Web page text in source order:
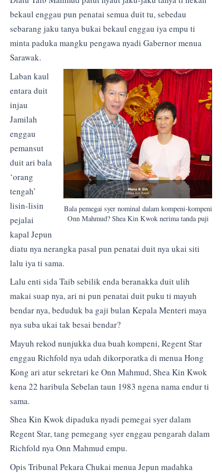
bekaul enggau pun penatai semua duit tu, sebedau
sebarang jaku tanya bukai bekaul enggau iya empu ti
minta paduka mangku pengawa nyadi Gabernor menua
Sarawak.
Bala pemegai syer nominal dalam kompeni-kompeni
Onn Mahmud? Shea Kin Kwok nerima tanda puji
Laban kaul
entara duit
injau
Jamilah
enggau
pemansut
duit ari bala
‘orang
tengah’
lisin-lisin
pejalai
kapal Jepun
diatu nya nerangka pasal pun penatai duit nya ukai siti
lalu iya ti sama.
Lalu enti sida Taib sebilik enda beranakka duit ulih
makai suap nya, ari ni pun penatai duit puku ti mayuh
bendar nya, beduduk ba gaji bulan Kepala Menteri maya
nya suba ukai tak besai bendar?
Mayuh rekod nunjukka dua buah kompeni, Regent Star
enggau Richfold nya udah dikorporatka di menua Hong
Kong ari atur sekretari ke Onn Mahmud, Shea Kin Kwok
kena 22 haribula Sebelan taun 1983 ngena nama endur ti
sama.
Shea Kin Kwok dipaduka nyadi pemegai syer dalam
Regent Star, tang pemegang syer enggau pengarah dalam
Richfold nya Onn Mahmud empu.
Opis Tribunal Pekara Chukai menua Jepun madahka